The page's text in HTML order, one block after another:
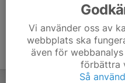
Vi använder oss av
webbplats ska
även för
förbättra
Så